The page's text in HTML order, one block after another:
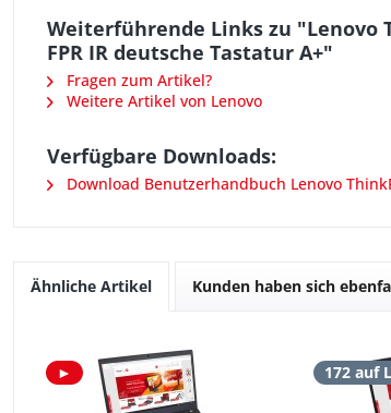
Weiterführende Links zu "Lenovo
FPR IR deutsche Tastatur A+"
Fragen zum Artikel?
Weitere Artikel von Lenovo
Verfügbare Downloads:
Download Benutzerhandbuch Lenovo
Ähnliche Artikel Kunden haben sich
► 172 auf